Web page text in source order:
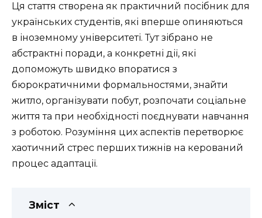
Ця стаття створена як практичний посібник для
українських студентів, які вперше опиняються
в іноземному університеті. Тут зібрано не
абстрактні поради, а конкретні дії, які
допоможуть швидко впоратися з
бюрократичними формальностями, знайти
житло, організувати побут, розпочати соціальне
життя та при необхідності поєднувати навчання
з роботою. Розуміння цих аспектів перетворює
хаотичний стрес перших тижнів на керований
процес адаптації.
Зміст